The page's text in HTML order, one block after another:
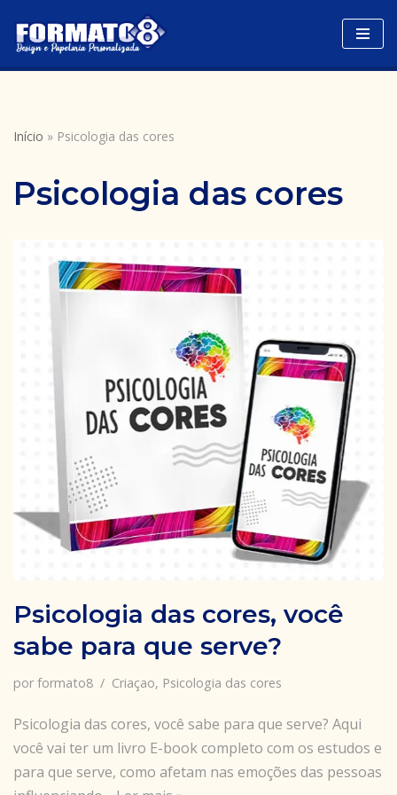
Avançar
para
Início » Psicologia das cores
Psicologia das cores
Psicologia das cores, você
sabe para que serve?
por formato8 Criaçao, Psicologia das cores
Psicologia das cores, você sabe para que serve? Aqui
você vai ter um livro E-book completo com os estudos e
para que serve, como afetam nas emoções das pessoas